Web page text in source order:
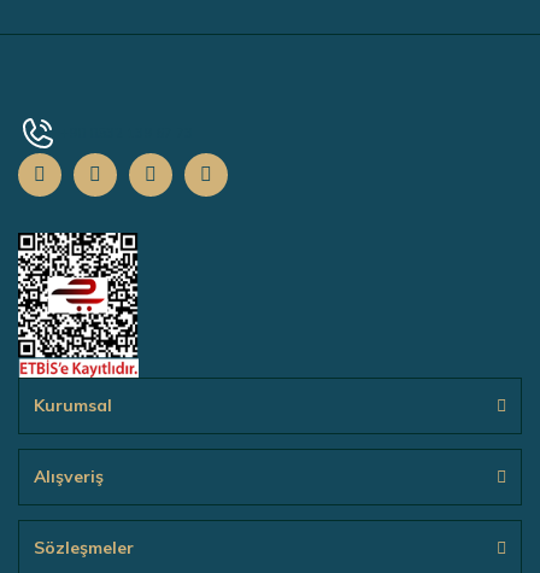
Kurumsal
Alışveriş
Sözleşmeler